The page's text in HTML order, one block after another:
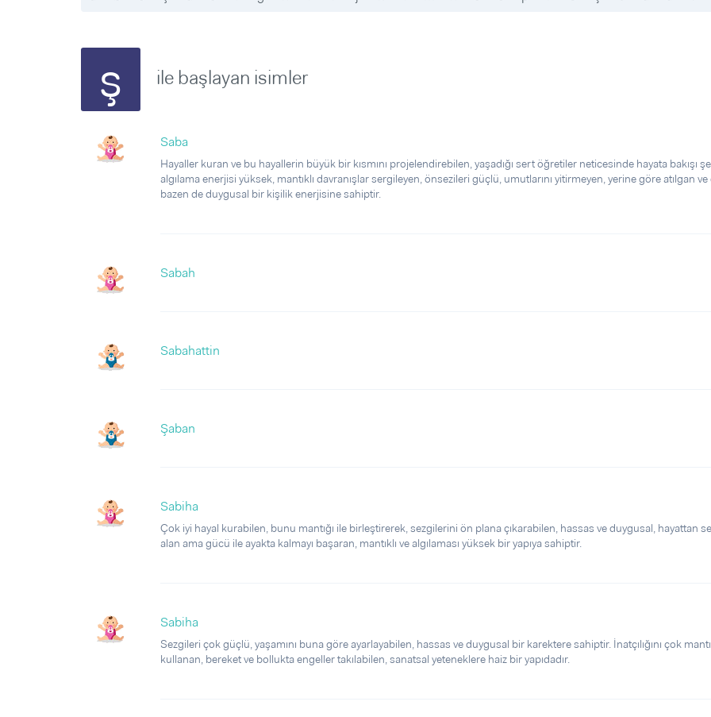
ş ile başlayan isimler
Saba
Hayaller kuran ve bu hayallerin büyük bir kısmını projelendirebilen, yaşadığı sert öğretiler neticesinde hayata bakışı
algılama enerjisi yüksek, mantıklı davranışlar sergileyen, önsezileri güçlü, umutlarını yitirmeyen, yerine göre atılgan
bazen de duygusal bir kişilik enerjisine sahiptir.
Sabah
Sabahattin
Şaban
Sabiha
Çok iyi hayal kurabilen, bunu mantığı ile birleştirerek, sezgilerini ön plana çıkarabilen, hassas ve duygusal, hayattan
alan ama gücü ile ayakta kalmayı başaran, mantıklı ve algılaması yüksek bir yapıya sahiptir.
Sabiha
Sezgileri çok güçlü, yaşamını buna göre ayarlayabilen, hassas ve duygusal bir karektere sahiptir. İnatçılığını çok
kullanan, bereket ve bollukta engeller takılabilen, sanatsal yeteneklere haiz bir yapıdadır.